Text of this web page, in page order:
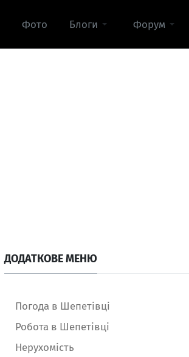
Фото Блоги Форум
ДОДАТКОВЕ МЕНЮ
Погода в Шепетівці
Робота в Шепетівці
Нерухомість